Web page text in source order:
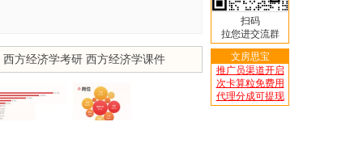
西方经济学考研 西方经济学课件
扫码
拉您进交流群
文房思宝
推广员渠道开启
次卡算粒免费用
代理分成可提现